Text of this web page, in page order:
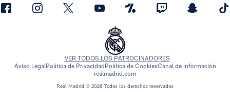
Real Madrid © 2026 Todos los derechos reservados
VER TODOS LOS PATROCINADORES
Aviso LegalPolítica de Privacidad Política de CookiesCanal de información
realmadrid.com